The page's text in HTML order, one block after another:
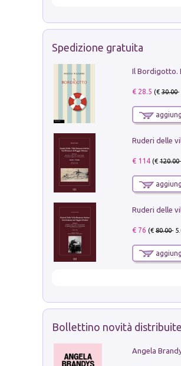
Spedizione gratuita
Il Bordigotto.
€ 28.5 (€30.00-
€ 114(€120.00
€ 76 (€80.00-
Bollettino novità
Angela